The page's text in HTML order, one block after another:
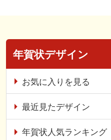
年賀状デザイン
お気に入りを見る
最近見たデザイン
年賀状人気ランキング